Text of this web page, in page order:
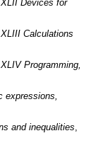
Devices for
XLIII Calculations
Programming,
expressions,
and inequalities,